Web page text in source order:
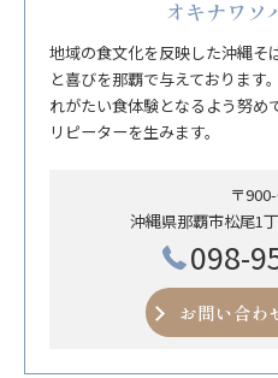
オキナワソ
地域の食文化を反映した沖縄そ
と喜びを那覇で与えております
れがたい食体験となるよう努め
リピーターを生みます。
〒
沖縄県那覇市松尾1
098-
お問い合わ